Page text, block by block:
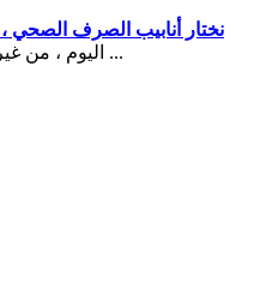
نختار أنابيب الصرف الصحي
اليوم ، من غير المحتمل أن تتمكن من مقابلة شقة أو منزل حيث لا توجد أنظمة هندسية ...